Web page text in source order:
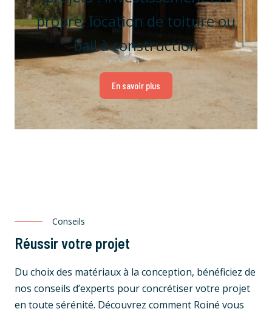
propre, location de toiture ou
bail à construction
En savoir plus
Conseils
Réussir votre projet
Du choix des matériaux à la conception, bénéficiez de
nos conseils d’experts pour concrétiser votre projet
en toute sérénité. Découvrez comment Roiné vous